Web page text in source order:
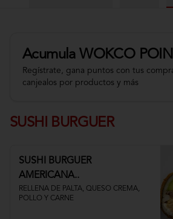
Acumula WOKCO
Regístrate, gana puntos con tus
canjealos por productos y más
SUSHI BURGUER
SUSHI BURGUER
AMERICANA..
RELLENA DE PALTA, QUESO CREMA,
POLLO Y CARNE